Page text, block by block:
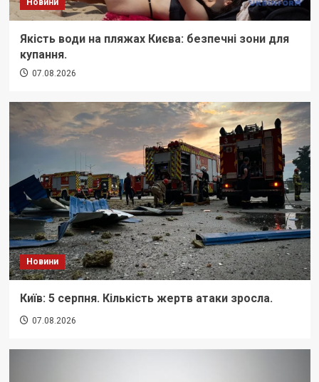
Новини
Якість води на пляжах Києва: безпечні зони для
купання.
07.08.2026
Новини
Київ: 5 серпня. Кількість жертв атаки зросла.
07.08.2026